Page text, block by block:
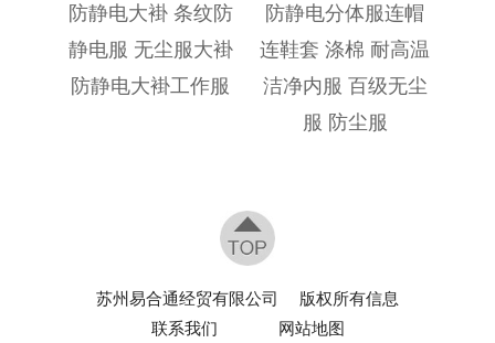
防静电大褂 条纹防
静电服 无尘服大褂
防静电大褂工作服
防静电分体服连帽
连鞋套 涤棉 耐高温
洁净内服 百级无尘
服 防尘服
苏州易合通经贸有限公司
版权所有信息
联系我们
网站地图